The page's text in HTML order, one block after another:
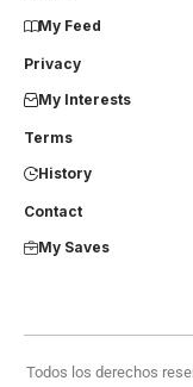
My Feed
Privacy
My Interests
Terms
History
Contact
My Saves
Todos los derechos